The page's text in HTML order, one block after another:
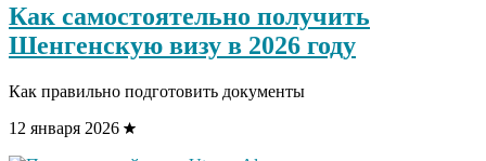
Как самостоятельно получить
Шенгенскую визу в 2026 году
Как правильно подготовить документы
12 января 2026